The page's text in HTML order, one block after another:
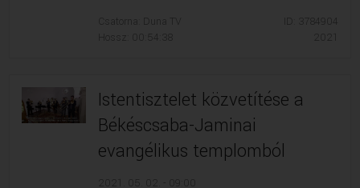
Csatorna: Duna TV
Hossz: 00:54:38
ID: 3784904
Istentisztelet közvetítése a
Békéscsaba-Jaminai
evangélikus templomból